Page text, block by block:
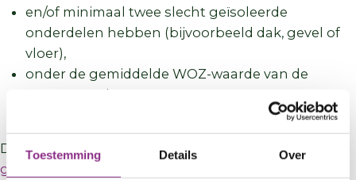
Toestemming Details Over
en/of minimaal twee slecht geïsoleerde
onderdelen hebben (bijvoorbeeld dak, gevel of
vloer),
onder de gemiddelde WOZ-waarde van de
gemeente zitten: € 592.000,
én bewoond worden door de eigenaar.
De subsidie is beschikbaar. Op
deze pagina van
gemeente De Bilt